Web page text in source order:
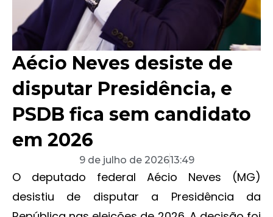
Aécio Neves desiste de
disputar Presidência, e
PSDB fica sem candidato
em 2026
9 de julho de 202613:49
O deputado federal Aécio Neves (MG)
desistiu de disputar a Presidência da